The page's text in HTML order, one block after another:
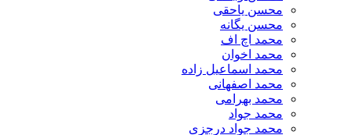
محسن یاحقی
محسن یگانه
محمد اچ اف
محمد اخوان
محمد اسماعیل زاده
محمد اصفهانی
محمد بهرامی
محمد جواد
محمد جواد درجزی